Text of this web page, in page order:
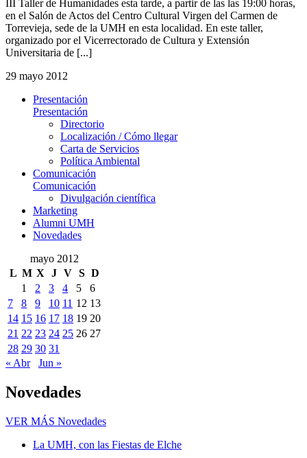
III Taller de Humanidades esta tarde, a partir de las las 19:00 horas,
en el Salón de Actos del Centro Cultural Virgen del Carmen de
Torrevieja, sede de la UMH en esta localidad. En este taller,
organizado por el Vicerrectorado de Cultura y Extensión
Universitaria de [...]
29 mayo 2012
Presentación
Presentación
Directorio
Localización / Cómo llegar
Carta de Servicios
Política Ambiental
Comunicación
Comunicación
Divulgación científica
Marketing
Alumni UMH
Novedades
mayo 2012
L M X J V S D
1
2 3 4 5
6
7
8 9 10 11 12 13
14 15 16 17 18 19 20
21 22 23 24 25 26 27
28 29 30 31
« Abr
Jun »
Novedades
VER MÁS Novedades
La UMH, con las Fiestas de Elche